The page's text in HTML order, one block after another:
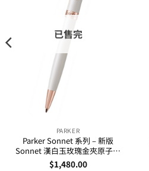
已售完
PARKER
Parker Sonnet 系列 – 新版
Sonnet 漢白玉玫瑰金夾原子筆
(1931555)
$1,480.00